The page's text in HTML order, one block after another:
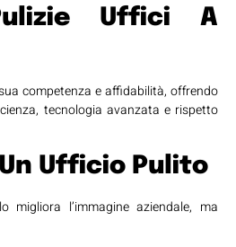
Uffici A
competenza e affidabilità, offrendo
tecnologia avanzata e rispetto
Ufficio Pulito
l’immagine aziendale, ma